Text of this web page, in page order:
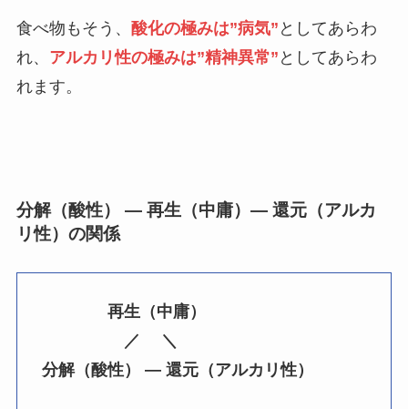
食べ物もそう、 酸化の極みは”病気” としてあらわ
れ、 アルカリ性の極みは”精神異常” としてあらわ
れます。
分解（酸性） ― 再生（中庸）― 還元（アルカ
リ性）の関係
再生（中庸）
／ ＼
分解（酸性） ― 還元（アルカリ性）